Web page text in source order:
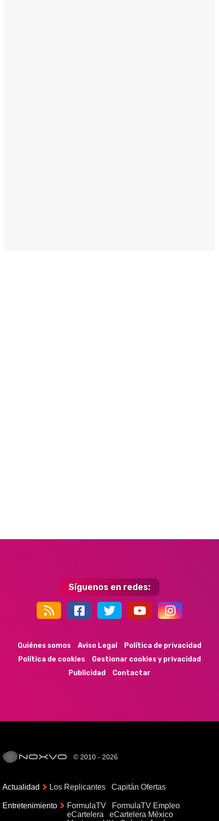
Síguenos en redes:
44k 9k 35k 352
Quiénes somos Aviso Legal
Política de privacidad
Política de cookies
Gestionar cookies y privacidad
Publicidad
Contactar
© 2010 - 2026
Actualidad Los Replicantes Capitán Ofertas
Entretenimiento FormulaTV
FormulaTV Empleo
eCartelera
eCartelera México